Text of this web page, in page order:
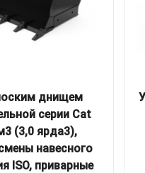
днищем
серии Cat
(3,0 ярда3),
навесного
ISO, приварные